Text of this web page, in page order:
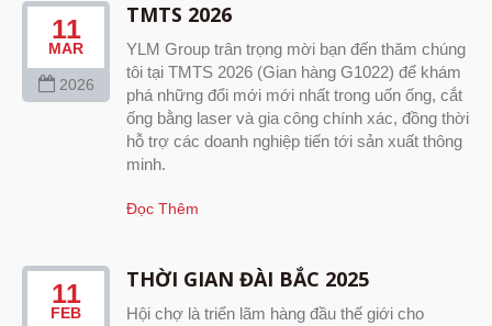
11
MAR
2026
TMTS 2026
YLM Group trân trọng mời bạn đến thăm chúng
tôi tại TMTS 2026 (Gian hàng G1022) để khám
phá những đổi mới mới nhất trong uốn ống, cắt
ống bằng laser và gia công chính xác, đồng thời
hỗ trợ các doanh nghiệp tiến tới sản xuất thông
minh.
Đọc Thêm
11
FEB
THỜI GIAN ĐÀI BẮC 2025
Hội chợ là triển lãm hàng đầu thế giới cho